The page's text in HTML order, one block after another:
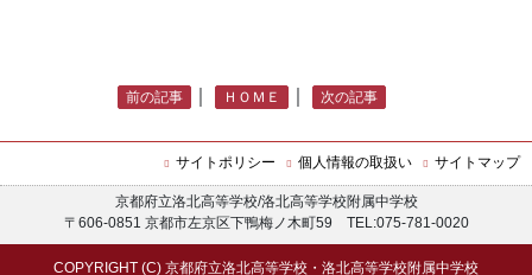
前の記事 ＨＯＭＥ 次の記事
サイトポリシー 個人情報の取扱い サイトマップ
京都府立洛北高等学校/洛北高等学校附属中学校
〒606-0851 京都市左京区下鴨梅ノ木町59 TEL:075-781-0020
COPYRIGHT (C) 京都府立洛北高等学校・洛北高等学校附属中学校